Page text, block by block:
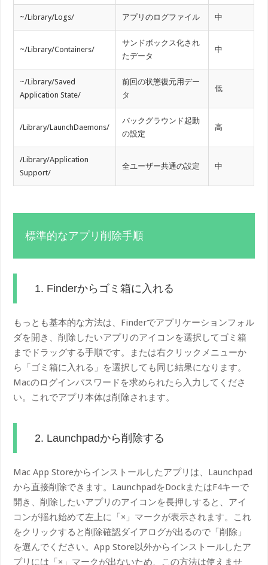
~/Library/Logs/ アプリのログファイル 中
~/Library/Containers/
サンドボックス化され
たデータ
中
~/Library/Saved
Application State/
前回の状態復元用デー
タ
低
/Library/LaunchDaemons/
バックグラウンド起動
の設定
高
/Library/Application
Support/
全ユーザー共通の設定 中
標準的なアプリ削除手順
1. Finderからゴミ箱に入れる
もっとも基本的な方法は、Finderでアプリケーションフォル
ダを開き、削除したいアプリのアイコンを選択してゴミ箱
までドラッグする手順です。または右クリックメニューか
ら「ゴミ箱に入れる」を選択しても同じ結果になります。
Macのログインパスワードを求められたら入力してくださ
い。これでアプリ本体は削除されます。
2. Launchpadから削除する
Mac App Storeからインストールしたアプリは、Launchpad
から直接削除できます。LaunchpadをDockまたはF4キーで
開き、削除したいアプリのアイコンを長押しすると、アイ
コンが揺れ始めて左上に「×」マークが表示されます。これ
をクリックすると削除確認ダイアログが出るので「削除」
を選んでください。App Store以外からインストールしたア
プリには「×」マークが出ないため、この方法は使えませ